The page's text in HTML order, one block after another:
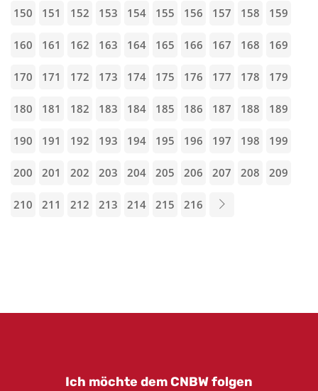
150 151 152 153 154 155 156 157 158 159
160 161 162 163 164 165 166 167 168 169
170 171 172 173 174 175 176 177 178 179
180 181 182 183 184 185 186 187 188 189
190 191 192 193 194 195 196 197 198 199
200 201 202 203 204 205 206 207 208 209
210 211 212 213 214 215 216
Ich möchte dem CNBW folgen